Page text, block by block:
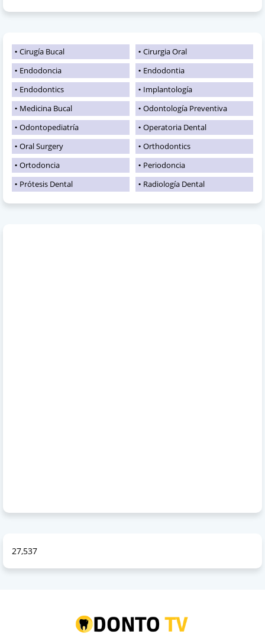
Cirugía Bucal
Cirurgia Oral
Endodoncia
Endodontia
Endodontics
Implantología
Medicina Bucal
Odontología Preventiva
Odontopediatría
Operatoria Dental
Oral Surgery
Orthodontics
Ortodoncia
Periodoncia
Prótesis Dental
Radiología Dental
27,537